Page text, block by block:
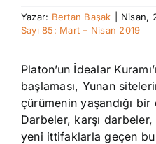
Yazar: Bertan Başak Nisan,
Sayı 85: Mart – Nisan 2019
Platon’un İdealar
başlaması, Yunan
çürümenin yaşandığı
Darbeler, karşı
yeni ittifaklarla geçen